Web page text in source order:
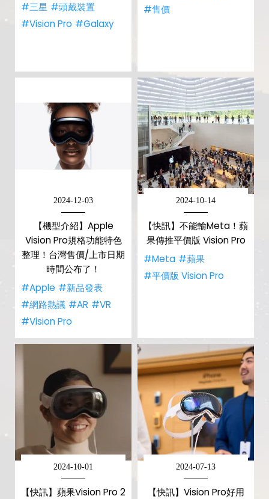
#三星 #頭戴裝置
#Vision Pro #Galaxy
#售價
2024-12-03
【機型介紹】Apple
Vision Pro規格功能特色
整理！台灣售價/上市日期
時間公布了！
#Apple #新品發表
#網路熱議 #AR #VR
#Vision Pro
2024-10-14
【快訊】不能輸Meta！蘋
果傳推平價版 Vision Pro
#Meta #蘋果
#平價版 Vision Pro
2024-10-01
【快訊】蘋果Vision Pro 2
2024-07-13
【快訊】Vision Pro好用